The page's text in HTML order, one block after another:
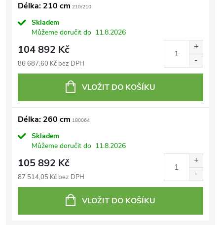
Délka: 210 cm 210/210
Skladem
Můžeme doručit do 11.8.2026
104 892 Kč
86 687,60 Kč bez DPH
VLOŽIT DO KOŠÍKU
Délka: 260 cm 180064
Skladem
Můžeme doručit do 11.8.2026
105 892 Kč
87 514,05 Kč bez DPH
VLOŽIT DO KOŠÍKU